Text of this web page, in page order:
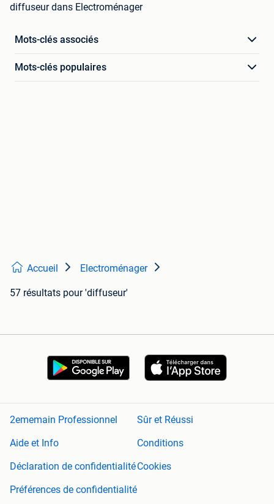
diffuseur dans Electroménager
Mots-clés associés
Mots-clés populaires
Accueil Electroménager
57 résultats pour 'diffuseur'
2ememain Professionnel
Sûr et Réussi
Aide et Info
Conditions
Déclaration de confidentialitéCookies
Préférences de confidentialité